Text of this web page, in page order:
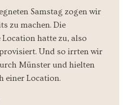
Samstag zogen wir
zu machen. Die
hatte zu, also
Und so irrten wir
Münster und hielten
einer Location.